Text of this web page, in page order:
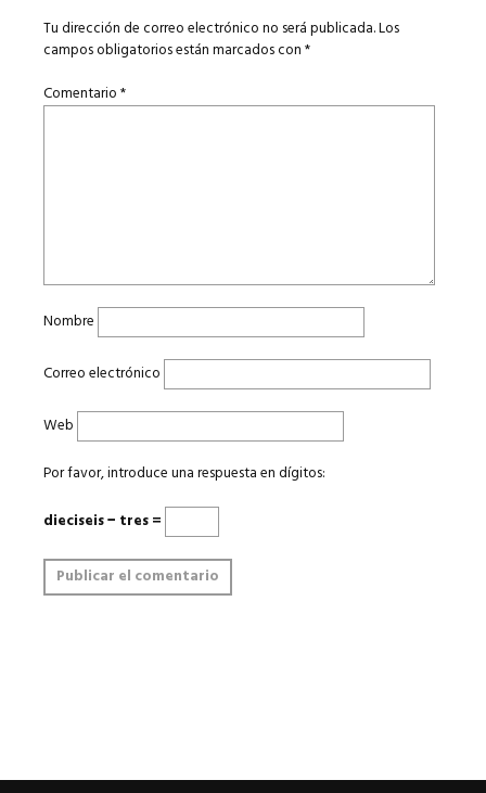
Tu dirección de correo electrónico no será publicada.Los
campos obligatorios están marcados con*
Comentario*
Nombre
Correo electrónico
Web
Por favor, introduce una respuesta en dígitos:
dieciseis − tres =